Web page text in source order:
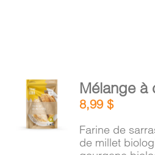
AJOUTER
AU
PANIER
/
Mélange à
8,99$
Farine de
de millet